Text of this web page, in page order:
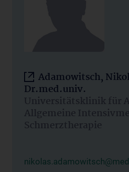
Adamowitsch,
Dr.med.univ.
Universitätsklinik für
Allgemeine
Schmerztherapie